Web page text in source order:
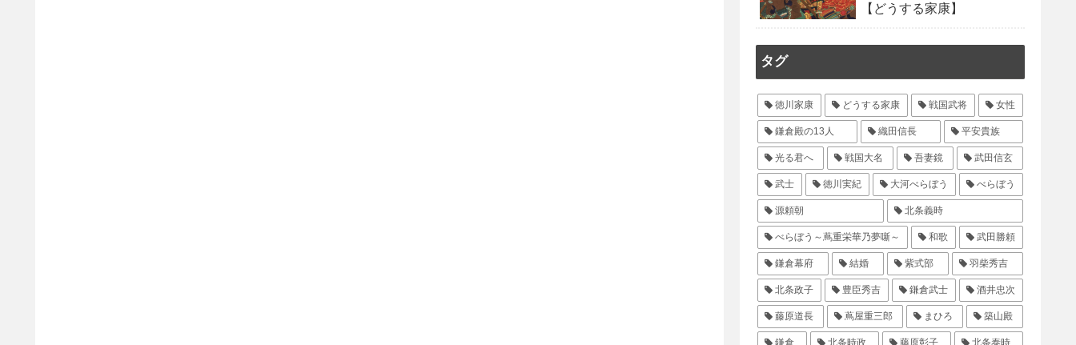
【どうする家康】
タグ
徳川家康 どうする家康 戦国武将 女性
鎌倉殿の13人 織田信長 平安貴族
光る君へ 戦国大名 吾妻鏡 武田信玄
武士 徳川実紀 大河べらぼう べらぼう
源頼朝 北条義時
べらぼう～蔦重栄華乃夢噺～ 和歌 武田勝頼
鎌倉幕府 結婚 紫式部 羽柴秀吉
北条政子 豊臣秀吉 鎌倉武士 酒井忠次
藤原道長 蔦屋重三郎 まひろ 築山殿
鎌倉 北条時政 藤原彰子 北条泰時